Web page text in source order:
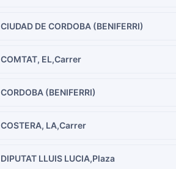
CIUDAD DE CORDOBA (BENIFERRI)
COMTAT, EL,Carrer
CORDOBA (BENIFERRI)
COSTERA, LA,Carrer
DIPUTAT LLUIS LUCIA,Plaza